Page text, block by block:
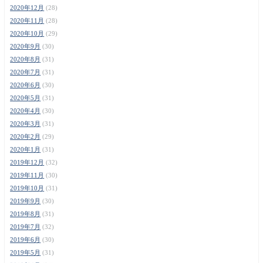
2020年12月 (28)
2020年11月 (28)
2020年10月 (29)
2020年9月 (30)
2020年8月 (31)
2020年7月 (31)
2020年6月 (30)
2020年5月 (31)
2020年4月 (30)
2020年3月 (31)
2020年2月 (29)
2020年1月 (31)
2019年12月 (32)
2019年11月 (30)
2019年10月 (31)
2019年9月 (30)
2019年8月 (31)
2019年7月 (32)
2019年6月 (30)
2019年5月 (31)